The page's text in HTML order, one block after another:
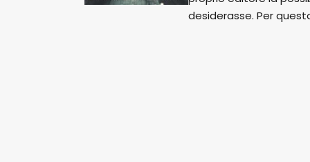
desiderasse. Per